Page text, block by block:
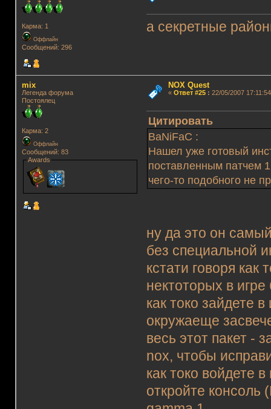
Карма: 1
Оффлайн
Сообщений: 296
а секретные
mix
Легенда форума
Постоялец
Карма: 2
Оффлайн
Сообщений: 83
Awards
NOX Quest
« Ответ #25: 22/05/2007
Цитировать
BaNiFaC :
Нашел уже готовый
поставленным патчем
чего-то подобного не
ну да это он
без специальной
кстати говоря как
нектоторых в
как токо зайдете
окружаеще
весь этот пакет -
nox, чтобы
как токо войдете
откройте консоль